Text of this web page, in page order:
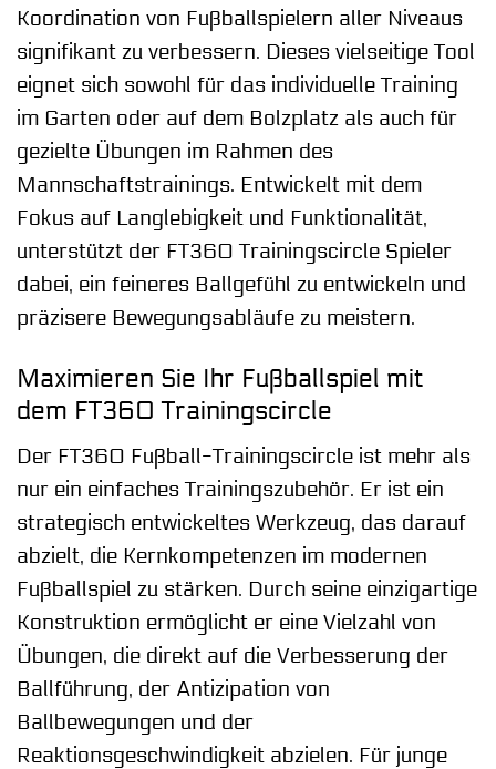
Koordination von Fußballspielern aller Niveaus
signifikant zu verbessern. Dieses vielseitige Tool
eignet sich sowohl für das individuelle Training
im Garten oder auf dem Bolzplatz als auch für
gezielte Übungen im Rahmen des
Mannschaftstrainings. Entwickelt mit dem
Fokus auf Langlebigkeit und Funktionalität,
unterstützt der FT360 Trainingscircle Spieler
dabei, ein feineres Ballgefühl zu entwickeln und
präzisere Bewegungsabläufe zu meistern.
Maximieren Sie Ihr Fußballspiel mit
dem FT360 Trainingscircle
Der FT360 Fußball-Trainingscircle ist mehr als
nur ein einfaches Trainingszubehör. Er ist ein
strategisch entwickeltes Werkzeug, das darauf
abzielt, die Kernkompetenzen im modernen
Fußballspiel zu stärken. Durch seine einzigartige
Konstruktion ermöglicht er eine Vielzahl von
Übungen, die direkt auf die Verbesserung der
Ballführung, der Antizipation von
Ballbewegungen und der
Reaktionsgeschwindigkeit abzielen. Für junge